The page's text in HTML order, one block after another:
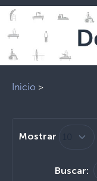
Inicio >
Mostrar
Buscar: